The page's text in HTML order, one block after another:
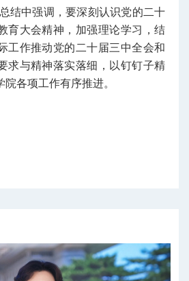
结中强调，要深刻认识党的二十
育大会精神，加强理论学习，结
工作推动党的二十届三中全会和
求与精神落实落细，以钉钉子精
各项工作有序推进。